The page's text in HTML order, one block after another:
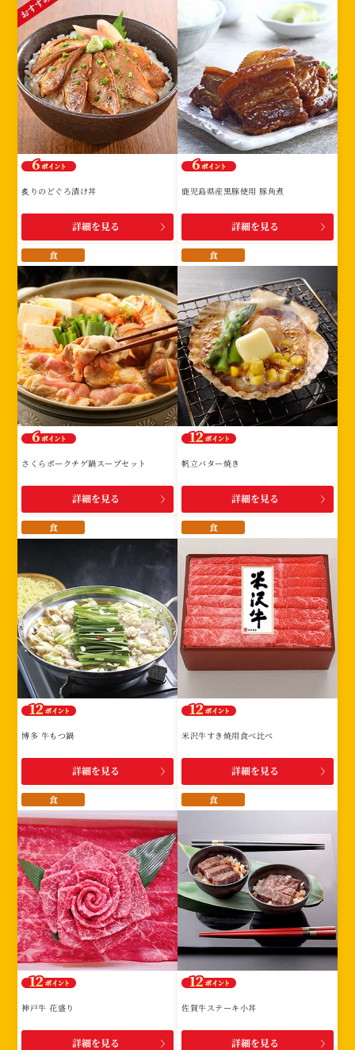
炙りのどぐろ漬け丼
詳細を見る
鹿児島県産黒豚使用 豚角煮
詳細を見る
食
さくらポークチゲ鍋スープセット
詳細を見る
食
帆立バター焼き
詳細を見る
食
博多 牛もつ鍋
詳細を見る
食
米沢牛すき焼用食べ比べ
詳細を見る
食
神戸牛 花盛り
詳細を見る
食
佐賀牛ステーキ小丼
詳細を見る